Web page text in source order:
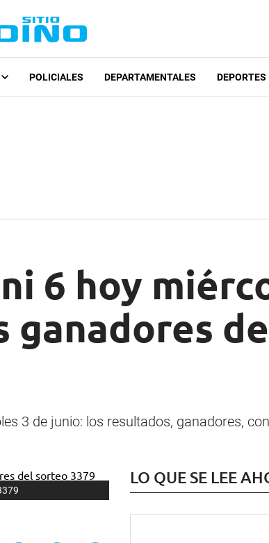
POLICIALES DEPARTAMENTALES DEPORTES
6 hoy
ganadores
3 de junio: los resultados, ganadores,
LO QUE SE LEE